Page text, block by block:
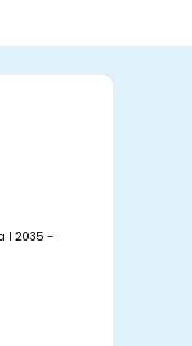
I 2035 -